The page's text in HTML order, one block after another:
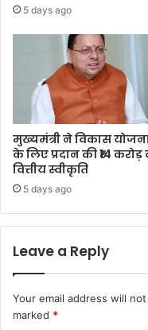
5 days ago
मुख्यमंत्री ने विकास
के लिए प्रदान की ₹14 करोड़
वित्तीय स्वीकृति
5 days ago
Leave a Reply
Your email address will
marked *